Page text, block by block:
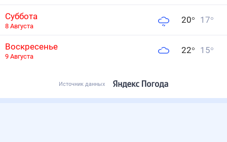
Суббота
8 Августа
20° 17°
Воскресенье
9 Августа
22° 15°
Источник данных